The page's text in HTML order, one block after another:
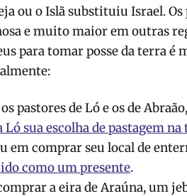
ou o Islã substituiu Israel. Os
e muito maior em outras
para tomar posse da terra é
pastores de Ló e os de Abraão,
sua escolha de pastagem na
em comprar seu local de
como um presente.
a eira de Araúna, um